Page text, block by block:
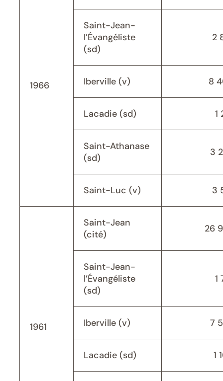
1966
Saint-Jean-
l’Évangéliste
(sd)
2
Iberville (v) 8
Lacadie (sd) 1
Saint-Athanase
(sd)
3
Saint-Luc (v) 3
1961
Saint-Jean
(cité)
26
Saint-Jean-
l’Évangéliste
(sd)
1
Iberville (v) 7
Lacadie (sd) 1